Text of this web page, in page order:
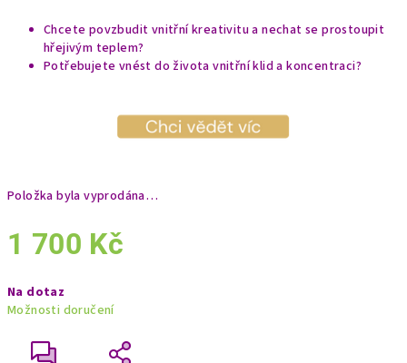
Chcete povzbudit vnitřní kreativitu a nechat se prostoupit
hřejivým teplem?
Potřebujete vnést do života vnitřní klid a koncentraci?
Položka byla vyprodána…
1 700 Kč
cena:
Na dotaz
Možnosti doručení